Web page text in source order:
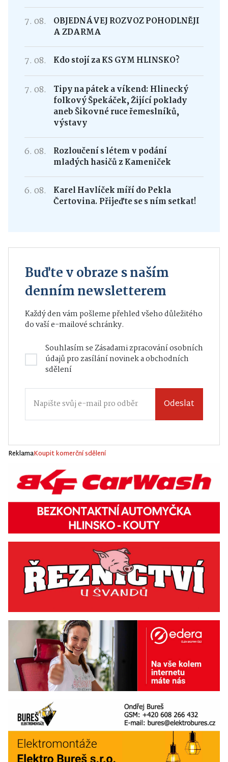
7. 08.
OBJEDNÁVEJ ROZVOZ POHODLNĚJI
A ZDARMA
7. 08. Kdo stojí za KS GYM HLINSKO?
7. 08.
Tipy na pátek a víkend: Hlinecký
folkový Špekáček, Žijící poklady
aneb Šikovné ruce řemeslníků,
výstavy
6. 08.
Rozloučení s létem v podání
mladých hasičů z Kameniček
6. 08.
Karel Havlíček míří do Pekla
Čertovina. Přijeďte se s ním setkat!
Buďte v obraze s naším
denním newsletterem
Každý den vám pošleme přehled všeho důležitého
do vaší e-mailové schránky.
Souhlasím seZásadami zpracování osobních
údajůpro zasílání novinek a obchodních
sdělení
Odeslat
ReklamaKoupit komerční sdělení